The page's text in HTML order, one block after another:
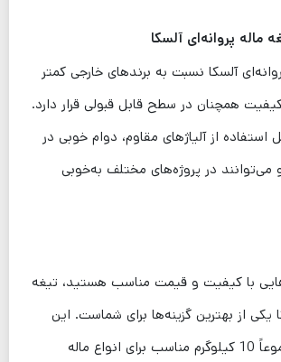
ماله پروانه‌ای آلسکا
آلسکا نسبت به برندهای خارجی کمتر
همچنان در سطح قابل قبولی قرار دارد.
استفاده از آلیاژهای مقاوم، دوام خوبی در
می‌توانند در پروژه‌های مختلف به‌خوبی
با کیفیت و قیمت مناسب هستید، تیغه
یکی از بهترین گزینه‌ها برای شماست. این
تیغه‌ها با وزن مجموعاً 10 کیلوگرم مناسب برای انواع ماله